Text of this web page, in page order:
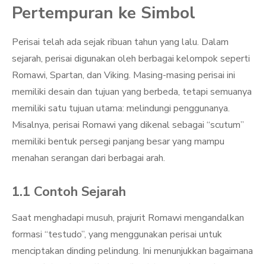
Pertempuran ke Simbol
Perisai telah ada sejak ribuan tahun yang lalu. Dalam
sejarah, perisai digunakan oleh berbagai kelompok seperti
Romawi, Spartan, dan Viking. Masing-masing perisai ini
memiliki desain dan tujuan yang berbeda, tetapi semuanya
memiliki satu tujuan utama: melindungi penggunanya.
Misalnya, perisai Romawi yang dikenal sebagai “scutum”
memiliki bentuk persegi panjang besar yang mampu
menahan serangan dari berbagai arah.
1.1 Contoh Sejarah
Saat menghadapi musuh, prajurit Romawi mengandalkan
formasi “testudo”, yang menggunakan perisai untuk
menciptakan dinding pelindung. Ini menunjukkan bagaimana